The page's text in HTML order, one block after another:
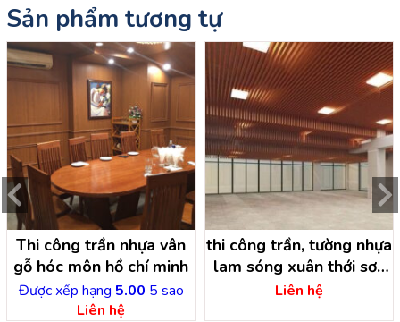
Sản phẩm tương tự
Thi công trần nhựa vân
gỗ hóc môn hồ chí minh
Được xếp hạng 5.00 5 sao
Liên hệ
thi công trần, tường nhựa
lam sóng xuân thới sơn
hóc môn – hồ chí minh
Liên hệ